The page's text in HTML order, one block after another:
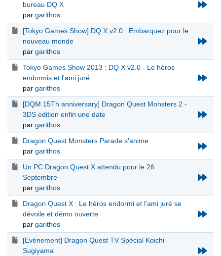
bureau DQ X
par garithos
[Tokyo Games Show] DQ X v2.0 : Embarquez pour le
nouveau monde
par garithos
Tokyo Games Show 2013 : DQ X v2.0 - Le héros
endormis et l'ami juré
par garithos
[DQM 15Th anniversary] Dragon Quest Monsters 2 -
3DS edition enfin une date
par garithos
Dragon Quest Monsters Parade s'anime
par garithos
Un PC Dragon Quest X attendu pour le 26
Septembre
par garithos
Dragon Quest X : Le héros endormi et l'ami juré se
dévoile et démo ouverte
par garithos
[Evénement] Dragon Quest TV Spécial Koichi
Sugiyama